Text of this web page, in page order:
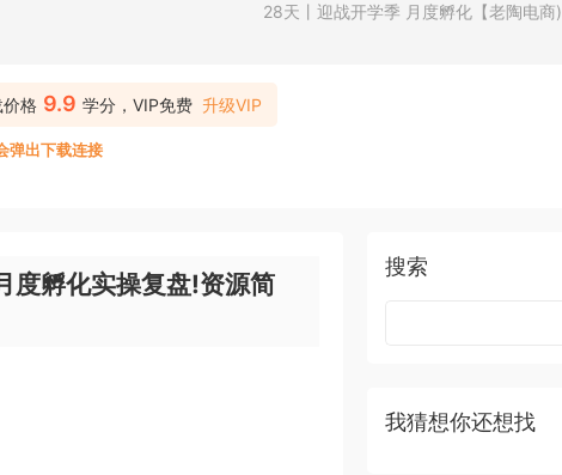
28天丨迎战开学季 月度孵化【老陶电商)
格 9.9 学分，VIP免费 升级VIP
弹出下载连接
度孵化实操复盘!资源简
搜索
我猜想你还想找